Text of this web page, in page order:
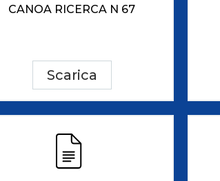
CANOA RICERCA N 67
Scarica